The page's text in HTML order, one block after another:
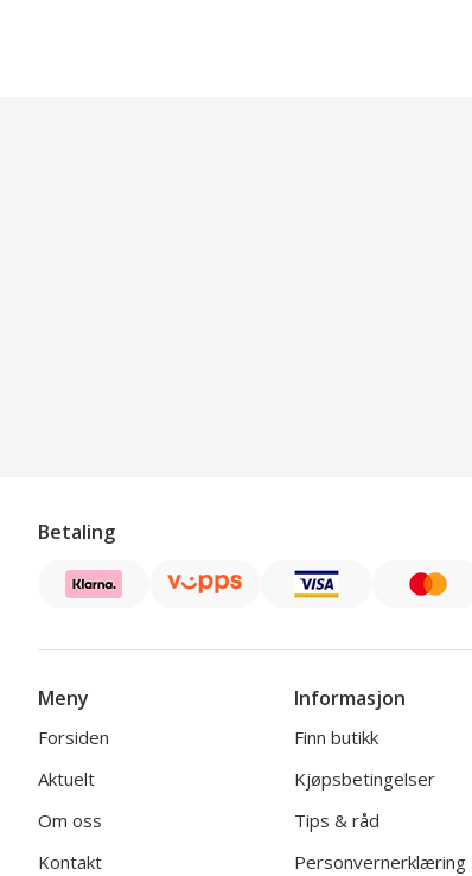
Betaling
Meny
Forsiden
Aktuelt
Om oss
Kontakt
Informasjon
Finn butikk
Kjøpsbetingelser
Tips & råd
Personvernerklæring